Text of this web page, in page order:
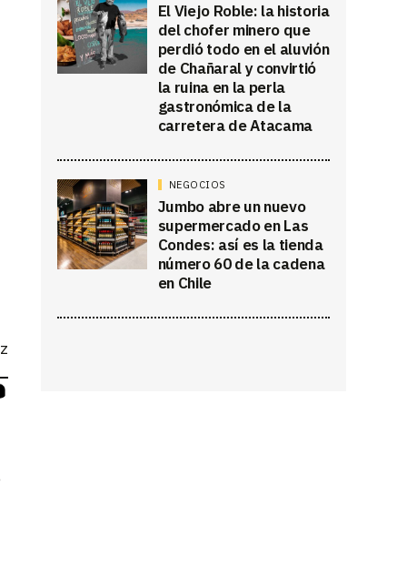
El Viejo Roble: la historia
del chofer minero que
perdió todo en el aluvión
de Chañaral y convirtió
la ruina en la perla
gastronómica de la
carretera de Atacama
NEGOCIOS
Jumbo abre un nuevo
supermercado en Las
Condes: así es la tienda
número 60 de la cadena
en Chile